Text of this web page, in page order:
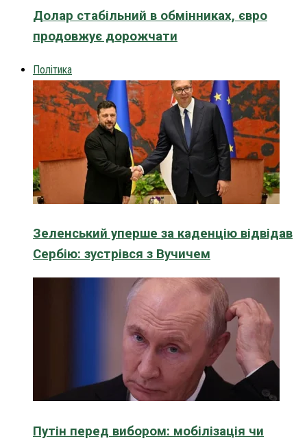
Долар стабільний в обмінниках, євро
продовжує дорожчати
Політика
Зеленський уперше за каденцію відвідав
Сербію: зустрівся з Вучичем
Путін перед вибором: мобілізація чи